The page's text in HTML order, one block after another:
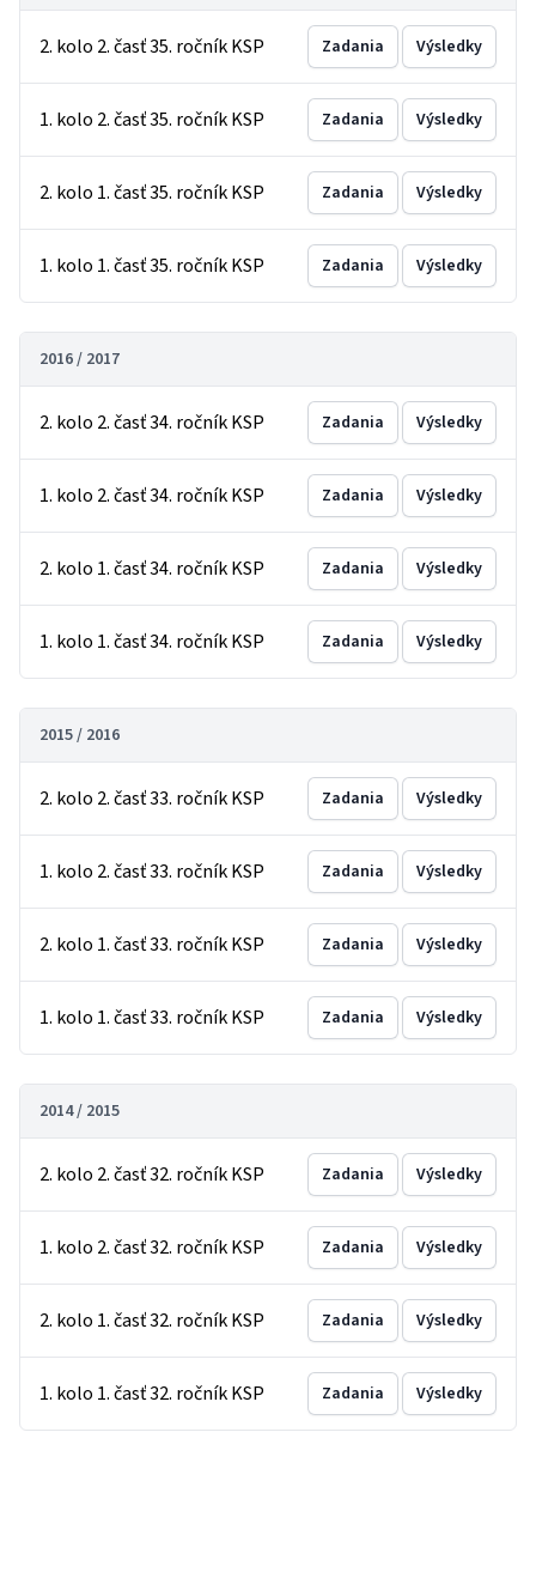
2. kolo 2. časť 35. ročník KSP Zadania Výsledky
1. kolo 2. časť 35. ročník KSP Zadania Výsledky
2. kolo 1. časť 35. ročník KSP Zadania Výsledky
1. kolo 1. časť 35. ročník KSP Zadania Výsledky
2016 / 2017
2. kolo 2. časť 34. ročník KSP Zadania Výsledky
1. kolo 2. časť 34. ročník KSP Zadania Výsledky
2. kolo 1. časť 34. ročník KSP Zadania Výsledky
1. kolo 1. časť 34. ročník KSP Zadania Výsledky
2015 / 2016
2. kolo 2. časť 33. ročník KSP Zadania Výsledky
1. kolo 2. časť 33. ročník KSP Zadania Výsledky
2. kolo 1. časť 33. ročník KSP Zadania Výsledky
1. kolo 1. časť 33. ročník KSP Zadania Výsledky
2014 / 2015
2. kolo 2. časť 32. ročník KSP Zadania Výsledky
1. kolo 2. časť 32. ročník KSP Zadania Výsledky
2. kolo 1. časť 32. ročník KSP Zadania Výsledky
1. kolo 1. časť 32. ročník KSP Zadania Výsledky